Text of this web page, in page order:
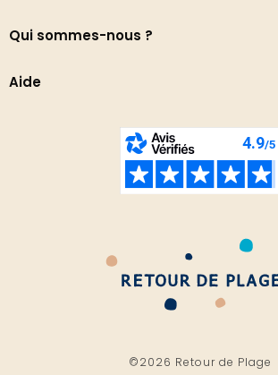
Qui sommes-nous ?
Aide
©2026 Retour de Plage